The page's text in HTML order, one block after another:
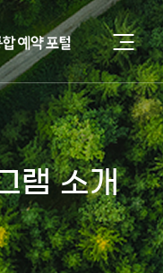
램 소개